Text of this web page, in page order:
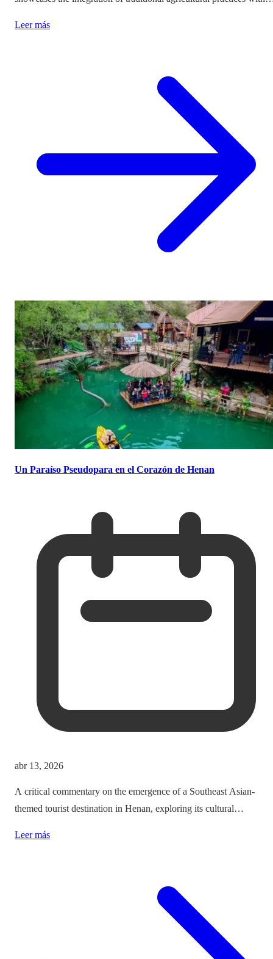
authenticity and cultural preservation amidst commercialization.
Leer más
Un Paraíso Pseudopara en el Corazón de Henan
abr 13, 2026
A critical commentary on the emergence of a Southeast Asian-
themed tourist destination in Henan, exploring its cultural
Leer más